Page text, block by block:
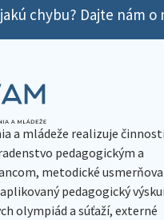
chybu? Dajte nám o
a mládeže realizuje
pedagogickým a
metodické
pedagogický
olympiád a súťaží, externé